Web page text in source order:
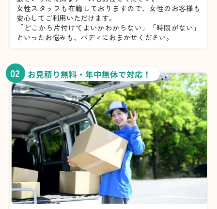
女性スタッフも在籍しておりますので、女性のお客様も
安心してご利用いただけます。
「どこから片付けてよいかわからない」「時間がない」
といったお悩みも、バディにおまかせください。
02 お見積り無料・年中無休で対応！